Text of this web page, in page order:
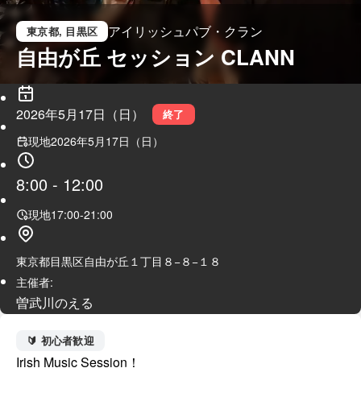
東京都, 目黒区 アイリッシュパブ・クラン
自由が丘 セッション CLANN
2026年5月17日（日） 終了
現地2026年5月17日（日）
8:00 - 12:00
現地17:00-21:00
東京都目黒区自由が丘１丁目８−８−１８
主催者:
曽武川のえる
🔰 初心者歓迎
Irish Music Session！